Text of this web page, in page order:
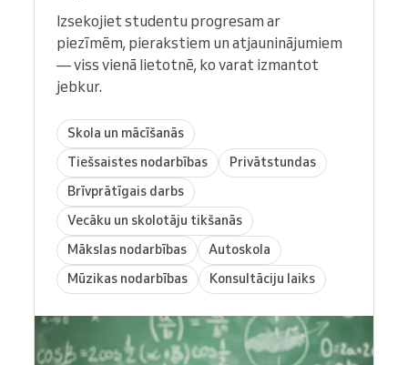
Izsekojiet studentu progresam ar
piezīmēm, pierakstiem un atjauninājumiem
— viss vienā lietotnē, ko varat izmantot
jebkur.
Skola un mācīšanās
Tiešsaistes nodarbības
Privātstundas
Brīvprātīgais darbs
Vecāku un skolotāju tikšanās
Mākslas nodarbības
Autoskola
Mūzikas nodarbības
Konsultāciju laiks